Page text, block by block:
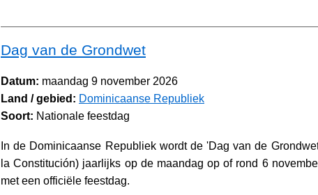
Dag van de Grondwet
Datum: maandag 9 november 2026
Land / gebied: Dominicaanse Republiek
Soort: Nationale feestdag
In de Dominicaanse Republiek wordt de 'Dag van de
la Constitución) jaarlijks op de maandag op of rond 6
met een officiële feestdag.